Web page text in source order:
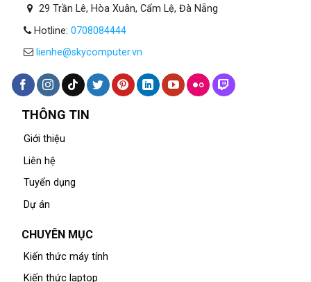
29 Trần Lê, Hòa Xuân, Cẩm Lệ, Đà Nẵng
Hotline: 0708084444
lienhe@skycomputer.vn
THÔNG TIN
Giới thiệu
Liên hệ
Tuyển dụng
Dự án
CHUYÊN MỤC
Kiến thức máy tính
Kiến thức laptop